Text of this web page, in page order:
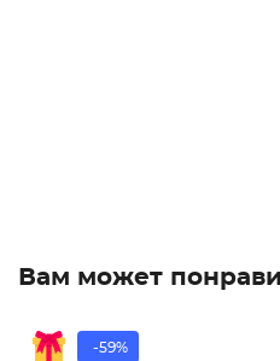
Вам может
-59%